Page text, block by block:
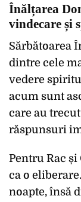
Înălțarea
vindecare și
Sărbătoarea
dintre cele
vedere
acum sunt
care au
răspunsuri
Pentru Rac
ca o
noapte, însă